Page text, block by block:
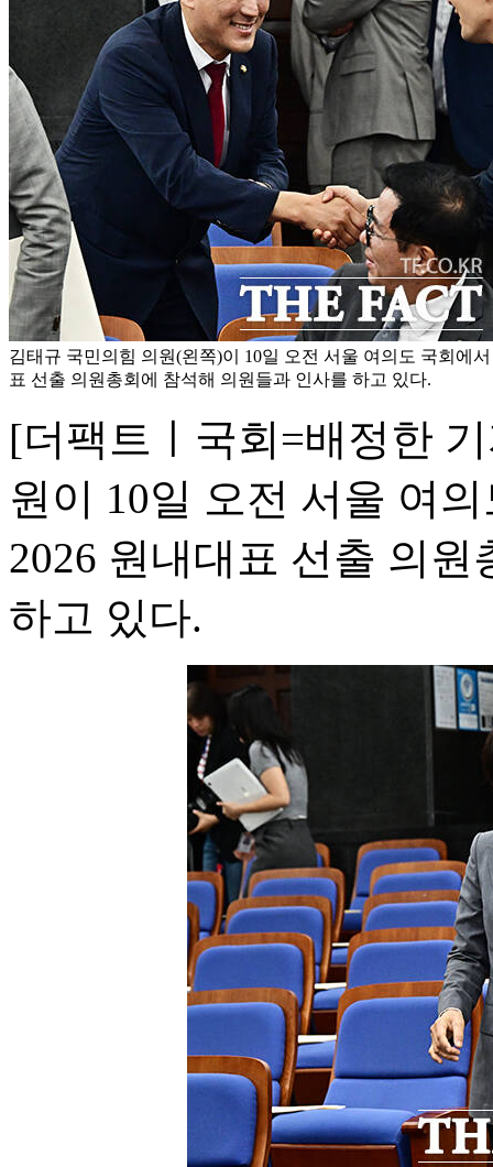
김태규 국민의힘 의원(왼쪽)이 10일 오전 서울 여의도 국회에
표 선출 의원총회에 참석해 의원들과 인사를 하고 있다.
[더팩트ㅣ국회=배정한
원이 10일 오전 서울 여
2026 원내대표 선출 의
하고 있다.